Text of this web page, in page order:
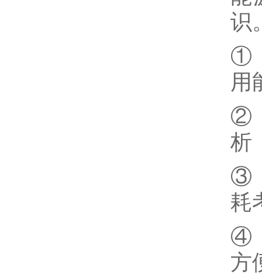
识
①
用
②
析
③
耗
④
方